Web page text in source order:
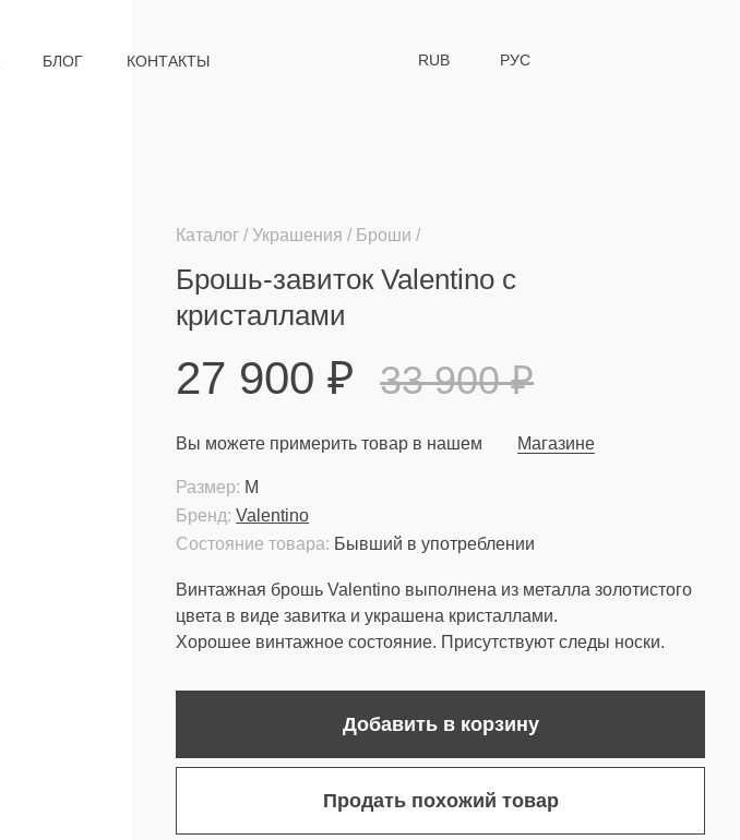
БЛОГ КОНТАКТЫ RUB РУС
Каталог Украшения Броши
Брошь-завиток Valentino с
кристаллами
27 900₽ 33 900₽
Вы можете примерить товар в нашем Магазине
Состояние товара: Бывший в употреблении
Бренд: Valentino
Размер: M
Винтажная брошь Valentino выполнена из металла золотистого
цвета в виде завитка и украшена кристаллами.
Хорошее винтажное состояние. Присутствуют следы носки.
Добавить в корзину
Продать похожий товар